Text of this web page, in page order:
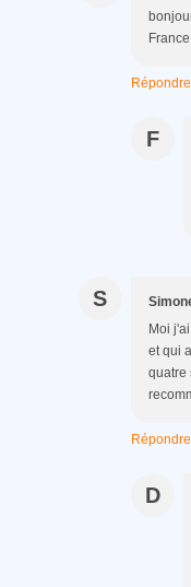
Répondre
F
S
Moi
et qui
quatre
Répondre
D